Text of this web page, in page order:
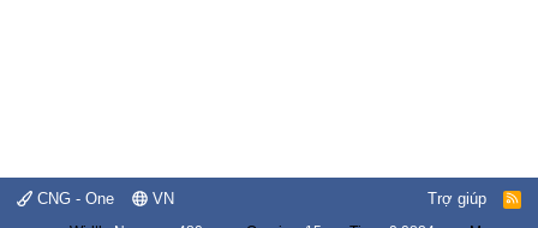
CNG - One VN Trợ giúp
R